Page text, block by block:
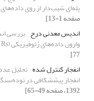
پله‌ای شیب‌دار از روی
صفحه 1-13]
اندیس معدنی درح بررسی
وارون داده‌های ژئوفیزیکی (M، Rs و IP)
77]
انفجار کنترل شده تحلیل
انفجار پیش‏شکافی در
1392، صفحه 49-65]